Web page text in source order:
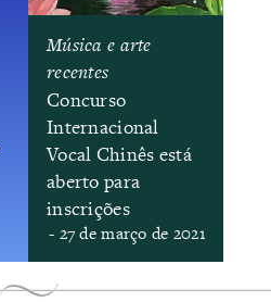
Música e arte
recentes
Concurso
Internacional
Vocal Chinês está
aberto para
inscrições
- 27 de março de 2021